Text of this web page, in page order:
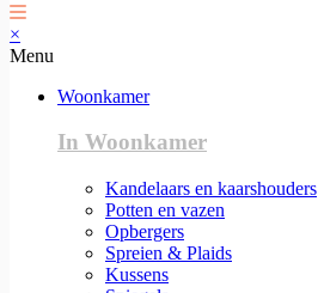
×
Menu
Woonkamer
In Woonkamer
Kandelaars en kaarshouders
Potten en vazen
Opbergers
Spreien & Plaids
Kussens